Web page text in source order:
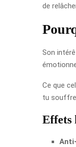
de
Son
Ce que
tu
Effets